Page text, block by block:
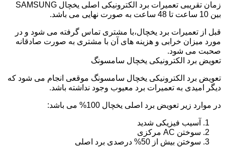
زمان تقریبی تعمیرات برد الکترونیکی اصلی یخچال SAMSUNG
بین 10 ساعت تا 48 ساعت به صورت نهایی می باشد.
قبل از تعمیرات برد یخچال،با مشتری تماس گرفته می شود و در
مورد میزان خرابی و هزینه های آن با مشتری به صورت صادقانه
صحبت می شود.
تعویض برد الکترونیکی یخچال سامسونگ
تعویض برد الکترونیکی یخچال سامسونگ موقعی انجام می شود که
دیگر امیدی به تعمیرات برد معیوب وجود نداشته باشد.
در موارد زیر تعویض برد اصلی یخچال 100% می باشد:
آسیب فیزیکی شدید
سوختن AC مرکزی
سوختن بیش از 50% درصدی برد اصلی